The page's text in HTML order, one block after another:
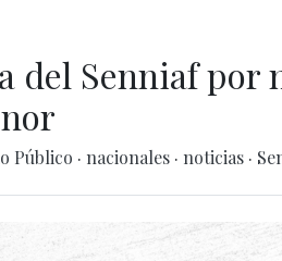
del Senniaf por
Público · nacionales · noticias ·